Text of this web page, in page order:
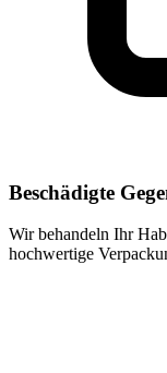
Beschädigte
Wir behandeln Ihr
hochwertige